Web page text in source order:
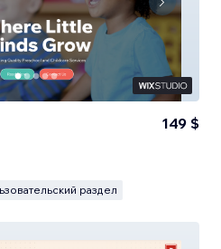
149 $
раздел